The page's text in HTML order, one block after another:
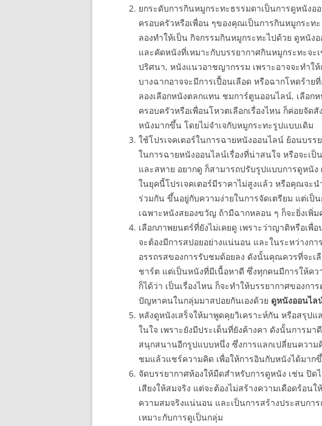
ยกระดับการกินหมูกระทะธรรมดาเป็นการดูหนัง
ครอบครัวหรือเพื่อน ๆของคุณเป็นการกินหมูกระท
ลองทำให้เป็น กิจกรรมกินหมูกระทะไปด้วย ดูหนั
และคัดหนังที่เหมาะกับบรรยากาศกินหมูกระทะจะ
ปริศนา, หนังแนวอาชญากรรม เพราะอาจจะทำใ
บางฉากอาจจะมีการเปื้อนเลือด หรือฉากโหดร้าย
ลองเลือกหนังตลกแทน ชมการ์ตูนออนไลน์, เลือ
ครอบครัวหรือเพื่อนโหวตเลือกเรื่องไหน ก็ค่อยจัด
หนังมากขึ้น โดยไม่จำเจกับหมูกระทะรูปแบบเดิม
ใช้โปรเจคเตอร์ในการฉายหนังออนไลน์ ย้อนบรร
ในการฉายหนังออนไลน์เรื่องที่น่าสนใจ หรือจะ
และสหาย อยากดู ก็สามารถปรับรูปแบบการดูหนั
ในยุคนี้โปรเจคเตอร์มีราคาไม่สูงแล้ว หรือคุณจะ
ร่วมกัน ขึ้นอยู่กับความง่ายในการจัดเตรียม แต่เป็
เฉพาะหนังสยองขวัญ ถ้ามีฉากหลอน ๆ ก็จะยิ่งเพิ่ม
เลือกภาพยนตร์ที่ยังไม่เคยดู เพราะว่าญาติหรือเ
จะต้องมีการสปอยอย่างแน่นอน และในระหว่างก
อรรถรสของการรับชมด้อยลง ดังนั้นคุณควรที่จะเ
ชาร์ต แต่เป็นหนังที่มีเนื้อหาดี ซึ่งทุกคนมีการให้ค
ก็ได้ว่า เป็นเรื่องไหน ก็จะทำให้บรรยากาศของก
ปัญหาคนในกลุ่มมาสปอยกันเองด้วย ดูหนังออนไล
หลังดูหนังเสร็จให้มาพูดคุยวิเคราะห์กัน หรือสรุปแ
ในใจ เพราะยังมีประเด็นที่ยังค้างคา ดังนั้นการม
สนุกสนานอีกรูปแบบหนึ่ง ซึ่งการแลกเปลี่ยนควา
ชมแล้วแชร์ความคิด เพื่อให้การอินกับหนังได้มาก
จัดบรรยากาศห้องให้มืดสำหรับการดูหนัง เช่น ปิด
เสียงให้สมจริง แต่จะต้องไม่สร้างความเดือดร้อน
ความสมจริงแน่นอน และเป็นการสร้างประสบกา
เหมาะกับการดูเป็นกลุ่ม